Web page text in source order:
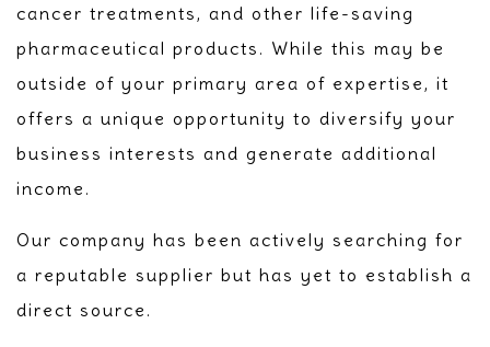
cancer treatments, and other life-saving
pharmaceutical products. While this may be
outside of your primary area of expertise, it
offers a unique opportunity to diversify your
business interests and generate additional
income.
Our company has been actively searching for
a reputable supplier but has yet to establish a
direct source.